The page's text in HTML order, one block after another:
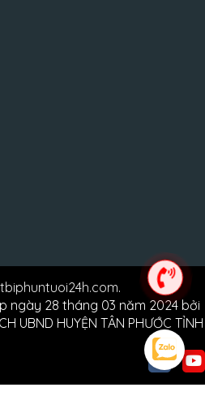
.
ngày 28 tháng 03 năm 2024 bởi
UBND HUYỆN TÂN PHƯỚC TỈNH